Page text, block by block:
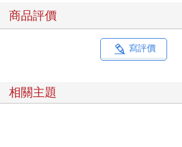
商品評價
寫評價
相關主題